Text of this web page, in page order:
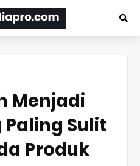
Menjadi
Sulit
Produk